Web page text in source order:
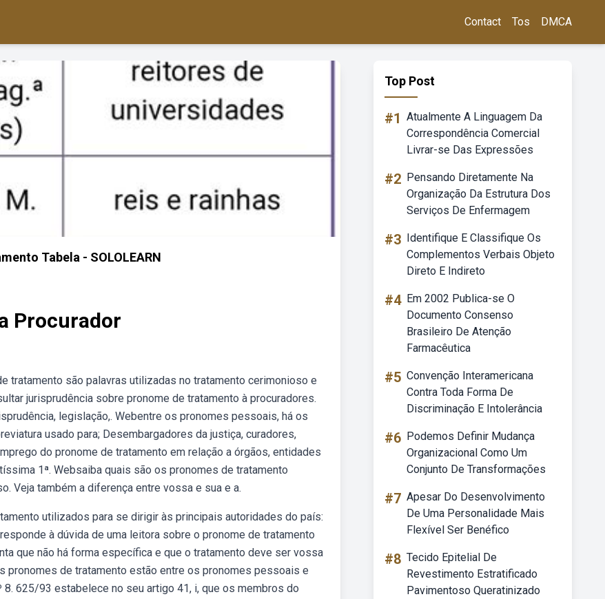
Contact Tos DMCA
Tabela - SOLOLEARN
Procurador
tratamento são palavras utilizadas no tratamento cerimonioso e
jurisprudência sobre pronome de tratamento à procuradores.
legislação,. Webentre os pronomes pessoais, há os
usado para; Desembargadores da justiça, curadores,
do pronome de tratamento em relação a órgãos, entidades
1ª. Websaiba quais são os pronomes de tratamento
Veja também a diferença entre vossa e sua e a.
utilizados para se dirigir às principais autoridades do país:
à dúvida de uma leitora sobre o pronome de tratamento
que não há forma específica e que o tratamento deve ser vossa
pronomes de tratamento estão entre os pronomes pessoais e
625/93 estabelece no seu artigo 41, i, que os membros do
Top Post
#1 Atualmente A Linguagem Da
Correspondência Comercial
Livrar-se Das Expressões
#2 Pensando Diretamente Na
Organização Da Estrutura Dos
Serviços De Enfermagem
#3 Identifique E Classifique Os
Complementos Verbais Objeto
Direto E Indireto
#4 Em 2002 Publica-se O
Documento Consenso
Brasileiro De Atenção
Farmacêutica
#5 Convenção Interamericana
Contra Toda Forma De
Discriminação E Intolerância
#6 Podemos Definir Mudança
Organizacional Como Um
Conjunto De Transformações
#7 Apesar Do Desenvolvimento
De Uma Personalidade Mais
Flexível Ser Benéfico
#8 Tecido Epitelial De
Revestimento Estratificado
Pavimentoso Queratinizado